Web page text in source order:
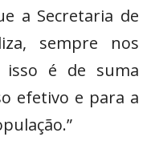
a Secretaria de
sempre nos
isso é de suma
efetivo e para a